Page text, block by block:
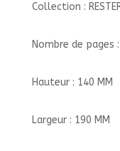
Collection :
Nombre de pages
Hauteur : 140 MM
Largeur : 190 MM